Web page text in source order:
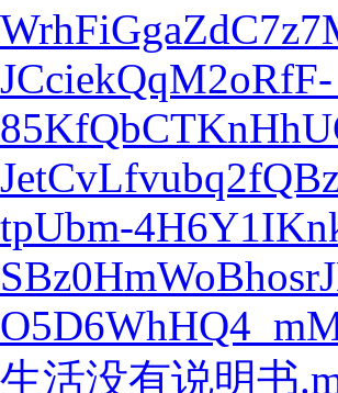
tpUbm-
生活没有说明书